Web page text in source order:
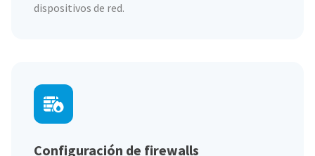
dispositivos de red.
Configuración de firewalls